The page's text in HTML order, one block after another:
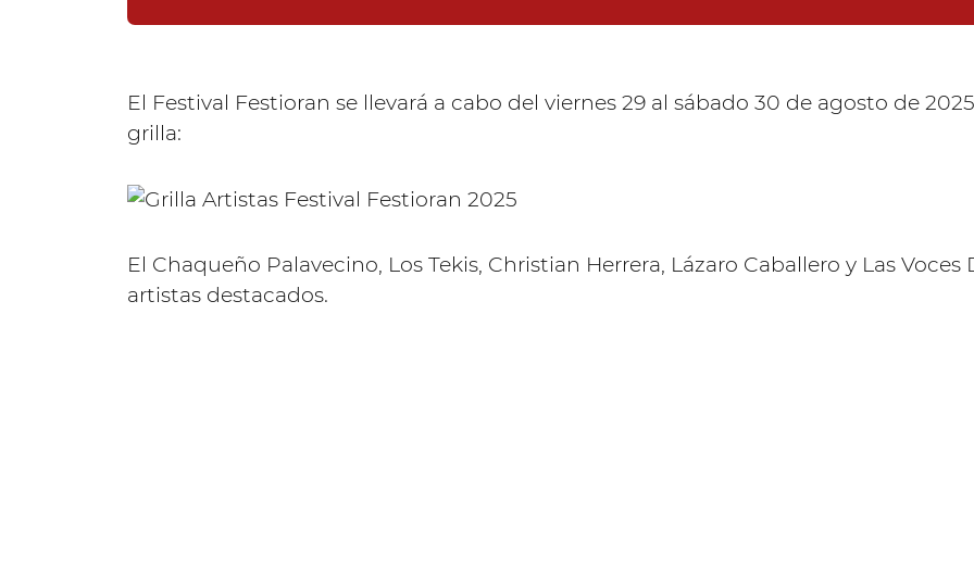
El Festival Festioran se llevará a cabo del viernes 29 al sábado 30 de agosto de
grilla:
El Chaqueño Palavecino, Los Tekis, Christian Herrera, Lázaro Caballero y Las
artistas destacados.